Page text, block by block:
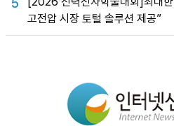
5
고전압 시장 토털 솔루션 제공”